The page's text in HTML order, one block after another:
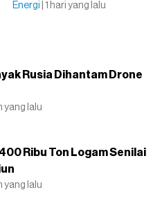
Energi | 1 hari yang lalu
Rusia Dihantam Drone
yang lalu
Ribu Ton Logam Senilai
yang lalu